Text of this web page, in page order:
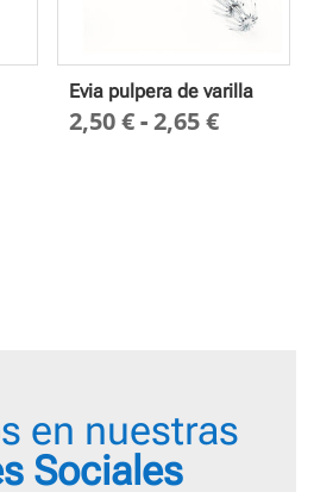
Evia pulpera de varilla
2,50€-2,65€Rango
en nuestras
Sociales